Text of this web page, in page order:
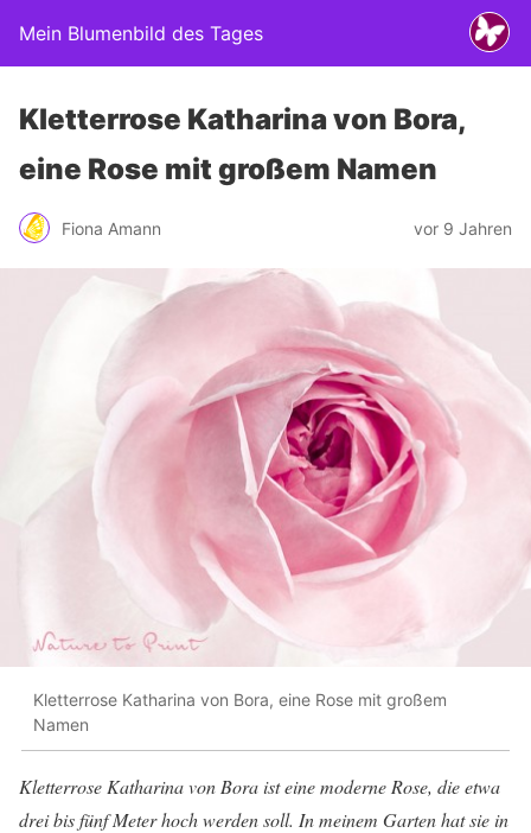
Mein Blumenbild des Tages
Kletterrose Katharina von Bora,
eine Rose mit großem Namen
Fiona Amann vor 9 Jahren
Kletterrose Katharina von Bora, eine Rose mit großem
Namen
Kletterrose Katharina von Bora ist eine moderne Rose, die etwa
drei bis fünf Meter hoch werden soll. In meinem Garten hat sie in